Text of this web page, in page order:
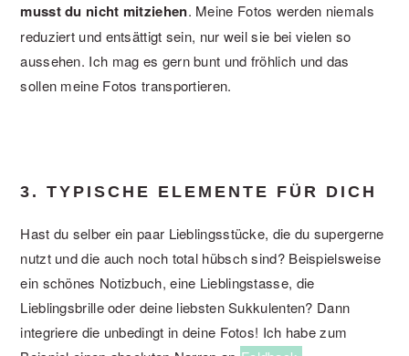
musst du nicht mitziehen. Meine Fotos werden niemals
reduziert und entsättigt sein, nur weil sie bei vielen so
aussehen. Ich mag es gern bunt und fröhlich und das
sollen meine Fotos transportieren.
3. TYPISCHE ELEMENTE FÜR DICH
Hast du selber ein paar Lieblingsstücke, die du supergerne
nutzt und die auch noch total hübsch sind? Beispielsweise
ein schönes Notizbuch, eine Lieblingstasse, die
Lieblingsbrille oder deine liebsten Sukkulenten? Dann
integriere die unbedingt in deine Fotos! Ich habe zum